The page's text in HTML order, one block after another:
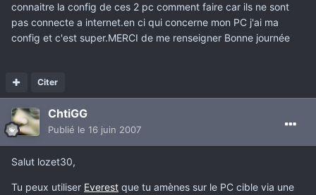
connaitre la config de ces 2 pc comment faire car ils ne sont
pas connecte a internet.en ci qui concerne mon PC j'ai ma
config et c'est super.MERCI de me renseigner Bonne journée
Citer
ChtiGG
Publié le 16 juin 2007
Salut lozet30,
Tu peux utiliser Everest que tu amènes sur le PC cible via une